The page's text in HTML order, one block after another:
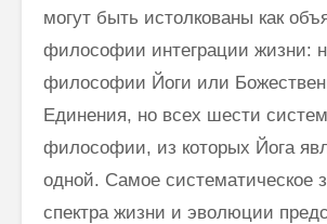
могут быть истолкованы как
философии интеграции жизни:
философии Йоги или
Единения, но всех шести
философии, из которых Йога
одной. Самое системати­ческое
спектра жизни и эволюции